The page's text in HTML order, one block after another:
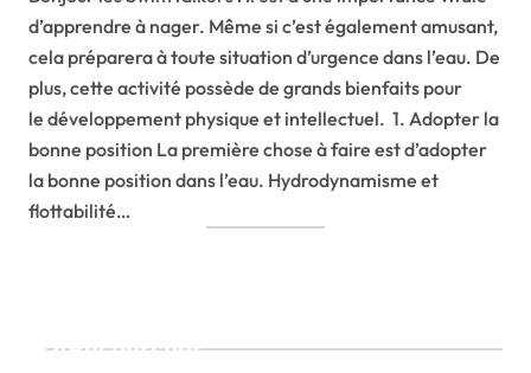
d’apprendre à nager. Même si c’est également amusant,
cela préparera à toute situation d’urgence dans l’eau. De
plus, cette activité possède de grands bienfaits pour
le développement physique et intellectuel. 1. Adopter la
bonne position La première chose à faire est d’adopter
la bonne position dans l’eau. Hydrodynamisme et
flottabilité…
Rechercher